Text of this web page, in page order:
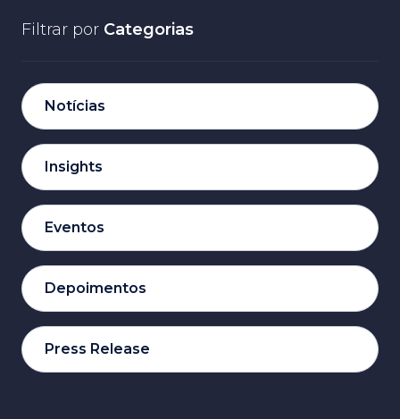
Filtrar por Categorias
Notícias
Insights
Eventos
Depoimentos
Press Release